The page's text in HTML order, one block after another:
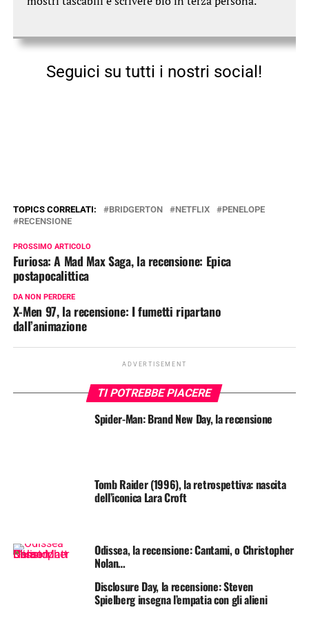
Seguici su tutti i nostri social!
TOPICS CORRELATI: BRIDGERTON NETFLIX
PENELOPE
RECENSIONE
PROSSIMO ARTICOLO
Furiosa: A Mad Max Saga, la recensione: Epica
postapocalittica
DA NON PERDERE
X-Men 97, la recensione: I fumetti ripartano
dall’animazione
ADVERTISEMENT
TI POTREBBE PIACERE
Spider-Man: Brand New Day, la recensione
Tomb Raider (1996), la retrospettiva: nascita
dell’iconica Lara Croft
Odissea, la recensione: Cantami, o Christopher
Nolan…
Disclosure Day, la recensione: Steven
Spielberg insegna l’empatia con gli alieni